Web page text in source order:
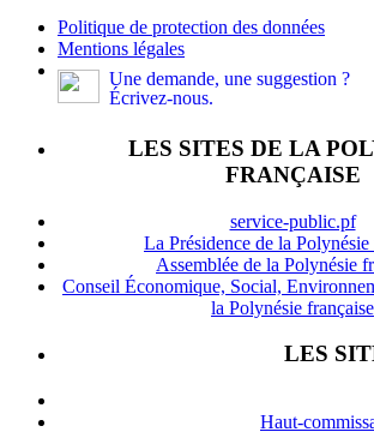
Politique de protection des données
Mentions légales
Une demande, une suggestion ?
Écrivez-nous.
LES SITES DE LA
FRANÇAISE
service-public.pf
La Présidence de la Polynésie
Assemblée de la Polynésie
Conseil Économique, Social,
la Polynésie française
LES
Haut-